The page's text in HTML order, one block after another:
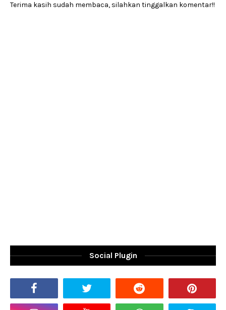
Terima kasih sudah membaca, silahkan tinggalkan komentar!!
Social Plugin